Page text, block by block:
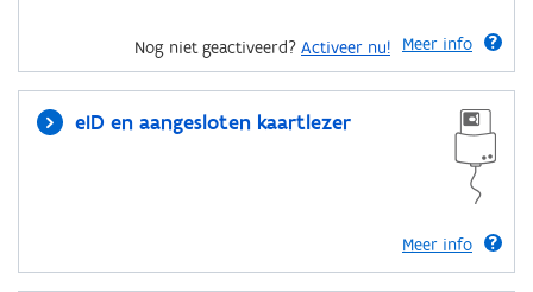
Meer info
Nog niet geactiveerd? Activeer nu!
eID en aangesloten kaartlezer
Meer info